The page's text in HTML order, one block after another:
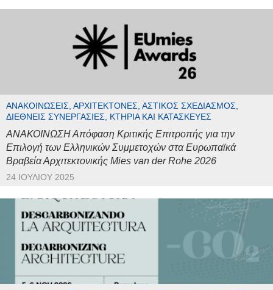
ΑΝΑΚΟΙΝΏΣΕΙΣ, ΑΡΧΙΤΈΚΤΟΝΕΣ, ΑΣΤΙΚΌΣ ΣΧΕΔΙΑΣΜΌΣ,
ΔΙΕΘΝΕΊΣ ΣΥΝΕΡΓΑΣΊΕΣ, ΚΤΉΡΙΑ ΚΑΙ ΚΑΤΑΣΚΕΥΈΣ
ΑΝΑΚΟΙΝΩΣΗ Απόφαση Κριτικής Επιτροπής για την
Επιλογή των Ελληνικών Συμμετοχών στα Ευρωπαϊκά
Βραβεία Αρχιτεκτονικής Mies van der Rohe 2026
24 ΙΟΥΛΊΟΥ 2025